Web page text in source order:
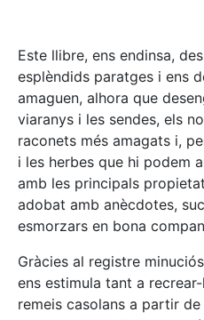
Este llibre, ens endinsa,
esplèndids paratges i ens
amaguen, alhora que
viaranys i les sendes, els
raconets més amagats i,
i les herbes que hi podem
amb les principals
adobat amb anècdotes,
esmorzars en bona
Gràcies al registre
ens estimula tant a
remeis casolans a partir